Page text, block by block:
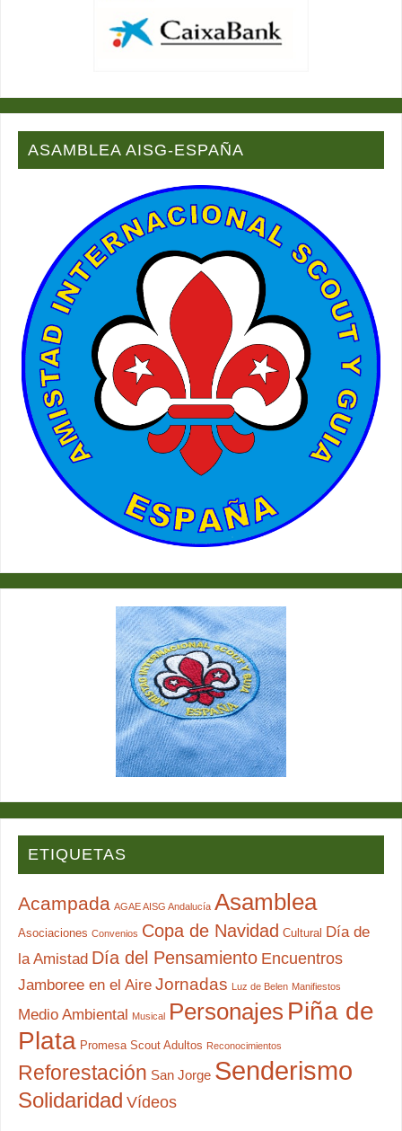
ASAMBLEA AISG-ESPAÑA
ETIQUETAS
Acampada AGAE AISG Andalucía Asamblea
Asociaciones Convenios Copa de Navidad Cultural Día de
la Amistad Día del Pensamiento Encuentros
Jamboree en el Aire Jornadas Luz de Belen Manifiestos
Medio Ambiental Musical Personajes Piña de
Plata Promesa Scout Adultos Reconocimientos
Reforestación San Jorge Senderismo
Solidaridad Vídeos